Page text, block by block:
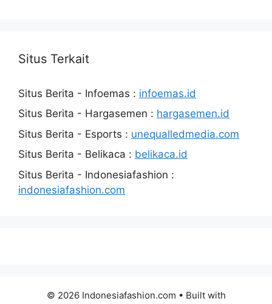
Situs Terkait
Situs Berita - Infoemas : infoemas.id
Situs Berita - Hargasemen : hargasemen.id
Situs Berita - Esports : unequalledmedia.com
Situs Berita - Belikaca : belikaca.id
Situs Berita - Indonesiafashion :
indonesiafashion.com
© 2026 Indonesiafashion.com • Built with